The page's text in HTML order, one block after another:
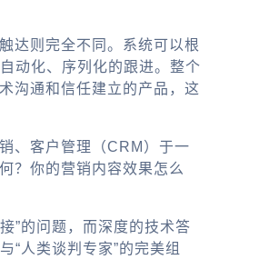
达则完全不同。系统可以根
动化、序列化的跟进。整个
沟通和信任建立的产品，这
、客户管理（CRM）于一
？你的营销内容效果怎么
”的问题，而深度的技术答
“人类谈判专家”的完美组